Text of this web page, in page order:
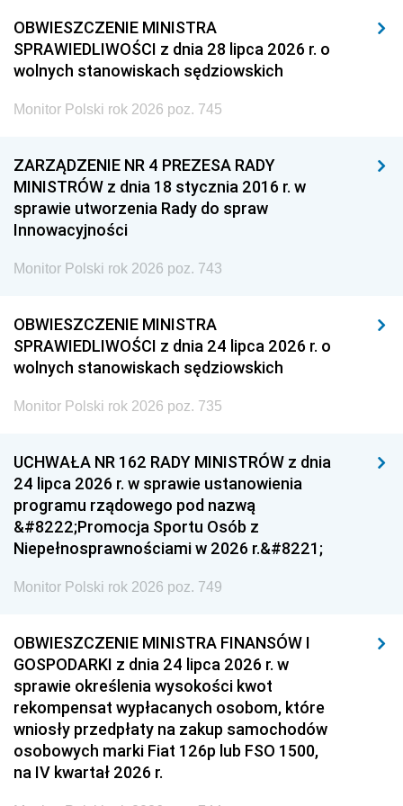
OBWIESZCZENIE MINISTRA
SPRAWIEDLIWOŚCI z dnia 28 lipca 2026 r. o
wolnych stanowiskach sędziowskich
Monitor Polski rok 2026 poz. 745
ZARZĄDZENIE NR 4 PREZESA RADY
MINISTRÓW z dnia 18 stycznia 2016 r. w
sprawie utworzenia Rady do spraw
Innowacyjności
Monitor Polski rok 2026 poz. 743
OBWIESZCZENIE MINISTRA
SPRAWIEDLIWOŚCI z dnia 24 lipca 2026 r. o
wolnych stanowiskach sędziowskich
Monitor Polski rok 2026 poz. 735
UCHWAŁA NR 162 RADY MINISTRÓW z dnia
24 lipca 2026 r. w sprawie ustanowienia
programu rządowego pod nazwą
&#8222;Promocja Sportu Osób z
Niepełnosprawnościami w 2026 r.&#8221;
Monitor Polski rok 2026 poz. 749
OBWIESZCZENIE MINISTRA FINANSÓW I
GOSPODARKI z dnia 24 lipca 2026 r. w
sprawie określenia wysokości kwot
rekompensat wypłacanych osobom, które
wniosły przedpłaty na zakup samochodów
osobowych marki Fiat 126p lub FSO 1500,
na IV kwartał 2026 r.